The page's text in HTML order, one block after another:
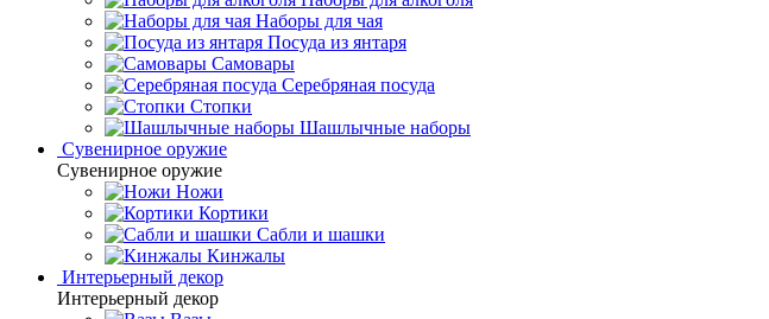
Наборы для чая
Посуда из янтаря
Самовары
Серебряная посуда
Стопки
Шашлычные наборы
Сувенирное оружие
Сувенирное оружие
Ножи
Кортики
Сабли и шашки
Кинжалы
Интерьерный декор
Интерьерный декор